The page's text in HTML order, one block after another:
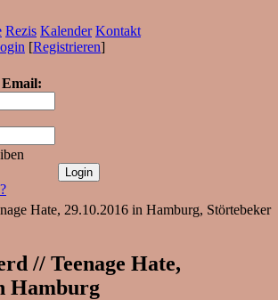
Rezis Kalender Kontakt
[Registrieren]
Hate, 29.10.2016 in Hamburg, Störtebeker
// Teenage Hate,
Hamburg